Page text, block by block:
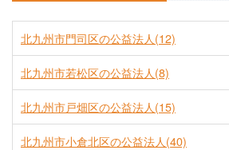
北九州市門司区の公益法人(12)
北九州市若松区の公益法人(8)
北九州市戸畑区の公益法人(15)
北九州市小倉北区の公益法人(40)